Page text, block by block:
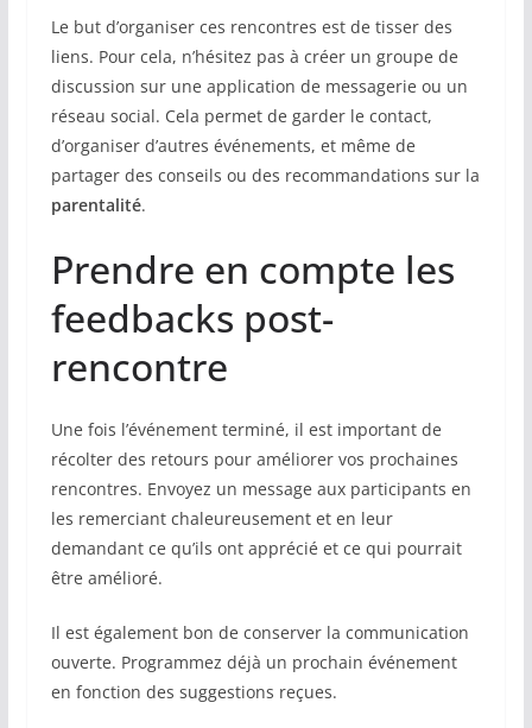
Le but d’organiser ces rencontres est de tisser des
liens. Pour cela, n’hésitez pas à créer un groupe de
discussion sur une application de messagerie ou un
réseau social. Cela permet de garder le contact,
d’organiser d’autres événements, et même de
partager des conseils ou des recommandations sur la
parentalité.
Prendre en compte les
feedbacks post-
rencontre
Une fois l’événement terminé, il est important de
récolter des retours pour améliorer vos prochaines
rencontres. Envoyez un message aux participants en
les remerciant chaleureusement et en leur
demandant ce qu’ils ont apprécié et ce qui pourrait
être amélioré.
Il est également bon de conserver la communication
ouverte. Programmez déjà un prochain événement
en fonction des suggestions reçues.